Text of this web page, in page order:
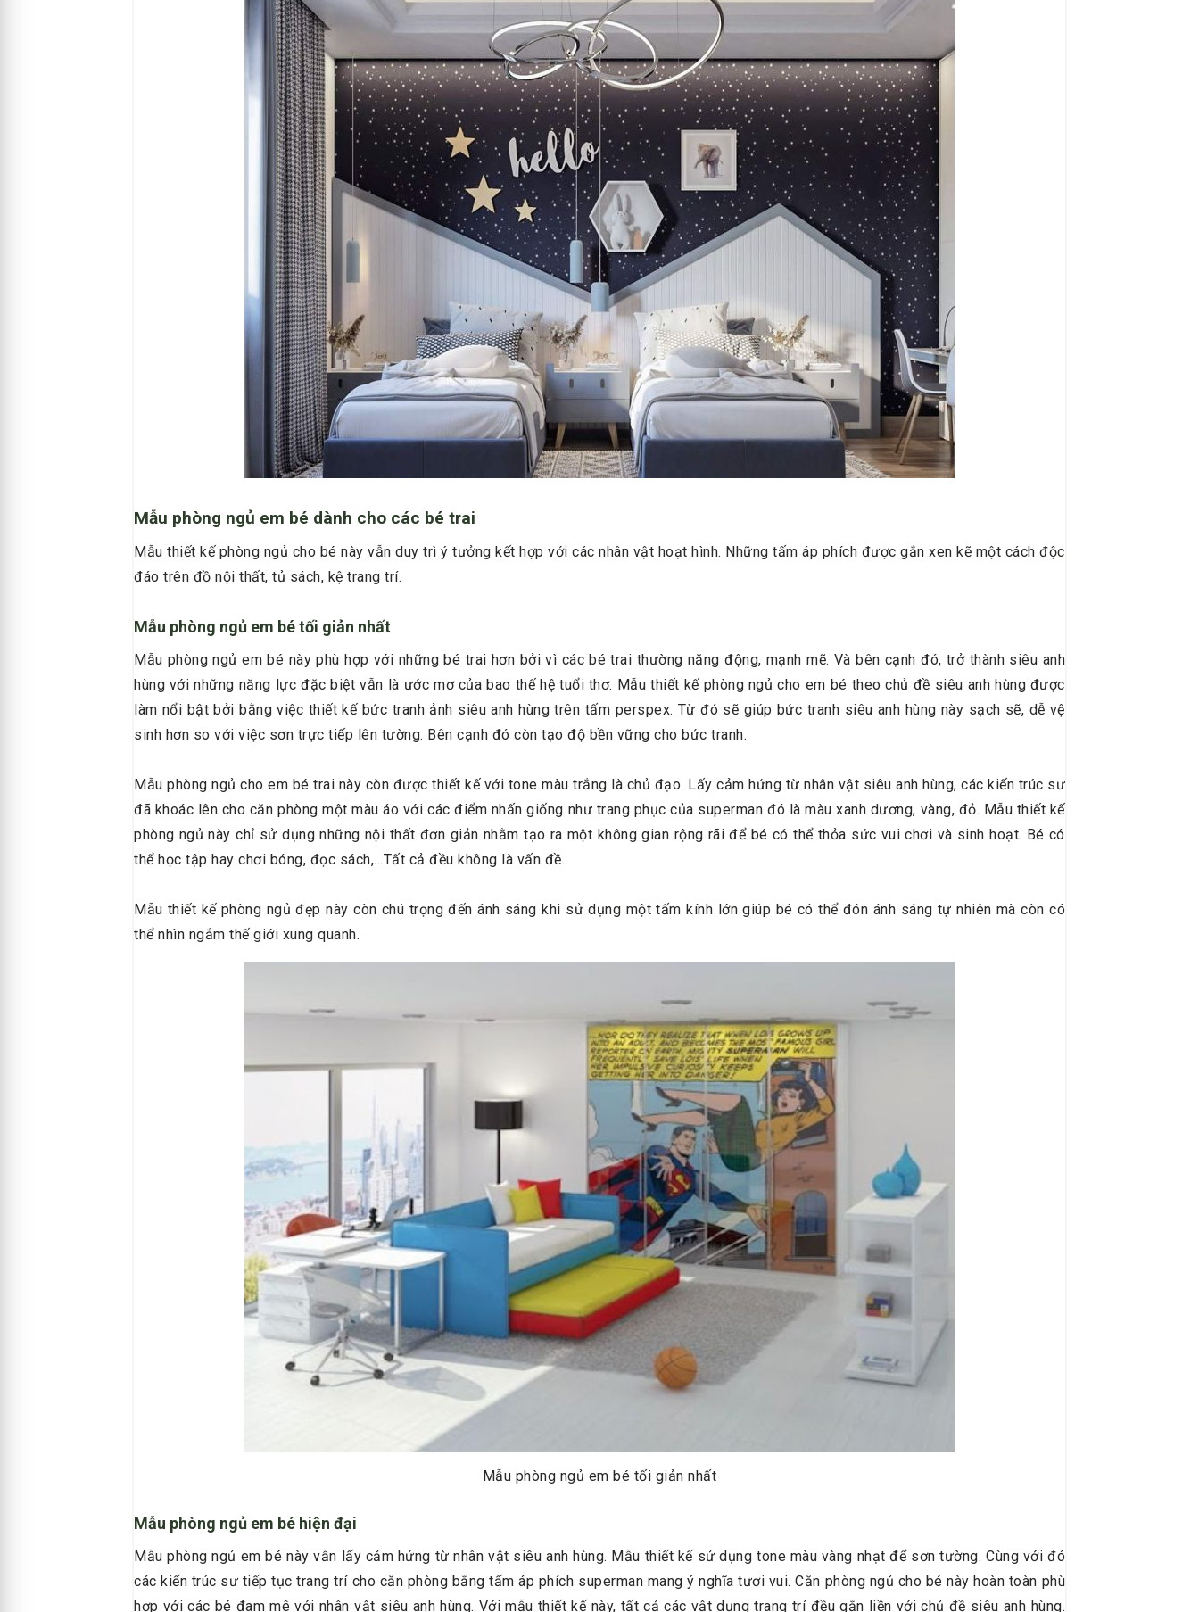
Mẫu phòng ngủ em bé dành cho các bé trai
Mẫu thiết kế phòng ngủ cho bé này vẫn duy trì ý tưởng kết hợp với các nhân vật hoạt hình. Những tấm áp phích được gắn xen kẽ một cách độc
đáo trên đồ nội thất, tủ sách, kệ trang trí.
Mẫu phòng ngủ em bé tối giản nhất
Mẫu phòng ngủ em bé này phù hợp với những bé trai hơn bởi vì các bé trai thường năng động, mạnh mẽ. Và bên cạnh đó, trở thành siêu anh
hùng với những năng lực đặc biệt vẫn là ước mơ của bao thế hệ tuổi thơ. Mẫu thiết kế phòng ngủ cho em bé theo chủ đề siêu anh hùng được
làm nổi bật bởi bằng việc thiết kế bức tranh ảnh siêu anh hùng trên tấm perspex. Từ đó sẽ giúp bức tranh siêu anh hùng này sạch sẽ, dễ vệ
sinh hơn so với việc sơn trực tiếp lên tường. Bên cạnh đó còn tạo độ bền vững cho bức tranh.
Mẫu phòng ngủ cho em bé trai này còn được thiết kế với tone màu trắng là chủ đạo. Lấy cảm hứng từ nhân vật siêu anh hùng, các kiến trúc sư
đã khoác lên cho căn phòng một màu áo với các điểm nhấn giống như trang phục của superman đó là màu xanh dương, vàng, đỏ. Mẫu thiết kế
phòng ngủ này chỉ sử dụng những nội thất đơn giản nhằm tạo ra một không gian rộng rãi để bé có thể thỏa sức vui chơi và sinh hoạt. Bé có
thể học tập hay chơi bóng, đọc sách,...Tất cả đều không là vấn đề.
Mẫu thiết kế phòng ngủ đẹp này còn chú trọng đến ánh sáng khi sử dụng một tấm kính lớn giúp bé có thể đón ánh sáng tự nhiên mà còn có
thể nhìn ngắm thế giới xung quanh.
Mẫu phòng ngủ em bé tối giản nhất
Mẫu phòng ngủ em bé hiện đại
Mẫu phòng ngủ em bé này vẫn lấy cảm hứng từ nhân vật siêu anh hùng. Mẫu thiết kế sử dụng tone màu vàng nhạt để sơn tường. Cùng với đó
các kiến trúc sư tiếp tục trang trí cho căn phòng bằng tấm áp phích superman mang ý nghĩa tươi vui. Căn phòng ngủ cho bé này hoàn toàn phù
hợp với các bé đam mê với nhân vật siêu anh hùng. Với mẫu thiết kế này, tất cả các vật dụng trang trí đều gắn liền với chủ đề siêu anh hùng.